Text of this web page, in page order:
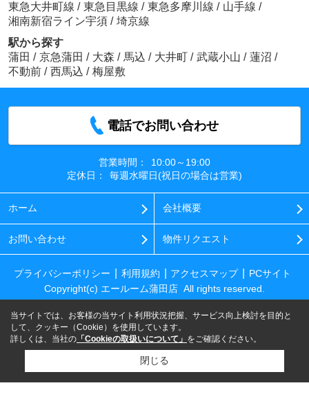
東急大井町線 / 東急目黒線 / 東急多摩川線 / 山手線 /
湘南新宿ライン宇須 / 埼京線
駅から探す
蒲田 / 京急蒲田 / 大森 / 馬込 / 大井町 / 武蔵小山 / 蓮沼 /
不動前 / 西馬込 / 梅屋敷
電話でお問い合わせ
営業時間：
10:00～19:00
定休日：
毎週水曜日(祝日の場合は営業)
ホーム 会社概要
お問い合わせ 物件リクエスト
プライバシーポリシー 利用規約 アクセスマップ
PCサイト
Copyright(c) エールーム蒲田店 All rights reserved.
当サイトでは、お客様の当サイト利用状況把握、サービス向上検討を目的と
して、クッキー（Cookie）を使用しています。
詳しくは、当社の 「Cookieの取扱いについて」 をご確認ください。
閉じる